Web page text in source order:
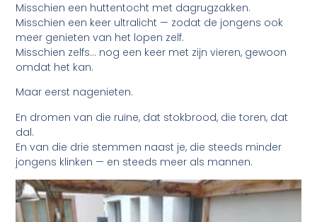
Misschien een huttentocht met dagrugzakken.
Misschien een keer ultralicht — zodat de jongens ook
meer genieten van het lopen zelf.
Misschien zelfs… nog een keer met zijn vieren, gewoon
omdat het kan.
Maar eerst nagenieten.
En dromen van die ruïne, dat stokbrood, die toren, dat
dal.
En van die drie stemmen naast je, die steeds minder
jongens klinken — en steeds meer als mannen.